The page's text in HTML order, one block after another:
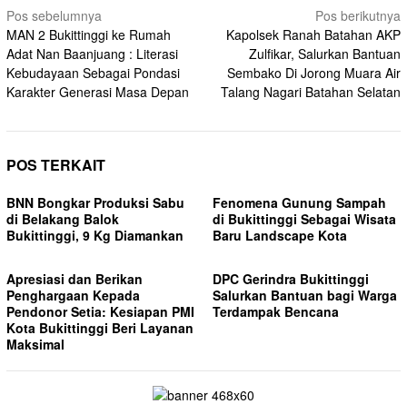
Navigasi
pos
Pos sebelumnya
MAN 2 Bukittinggi ke Rumah
Adat Nan Baanjuang : Literasi
Kebudayaan Sebagai Pondasi
Karakter Generasi Masa Depan
Pos berikutnya
Kapolsek Ranah Batahan AKP
Zulfikar, Salurkan Bantuan
Sembako Di Jorong Muara Air
Talang Nagari Batahan Selatan
POS TERKAIT
BNN Bongkar Produksi Sabu
di Belakang Balok
Bukittinggi, 9 Kg Diamankan
Fenomena Gunung Sampah
di Bukittinggi Sebagai Wisata
Baru Landscape Kota
Apresiasi dan Berikan
Penghargaan Kepada
Pendonor Setia: Kesiapan PMI
Kota Bukittinggi Beri Layanan
Maksimal
DPC Gerindra Bukittinggi
Salurkan Bantuan bagi Warga
Terdampak Bencana